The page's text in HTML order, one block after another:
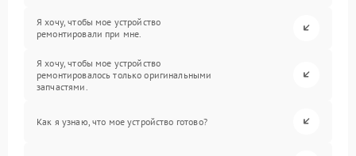
Я хочу, чтобы мое устройство
ремонтировали при мне.
Я хочу, чтобы мое устройство
ремонтировалось только оригинальными
запчастями.
Как я узнаю, что мое устройство готово?